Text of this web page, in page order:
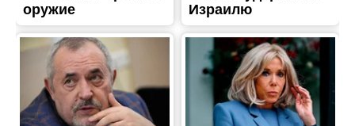
ЖИТТЯ
В центре Энергодара
“накрыли” подпольное
казино